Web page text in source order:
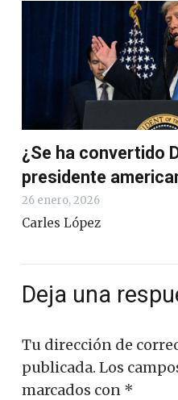
¿Se ha convertido
presidente
26 enero, 2026
Carles López
Deja una
Tu dirección de
publicada. Los
marcados con *